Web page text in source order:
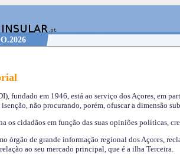
fundado em 1946, está ao serviço dos Açores, em
não procurando, porém, ofuscar a dimensão
os cidadãos em função das suas opiniões políticas,
órgão de grande informação regional dos Açores,
ao seu mercado principal, que é a ilha Terceira.